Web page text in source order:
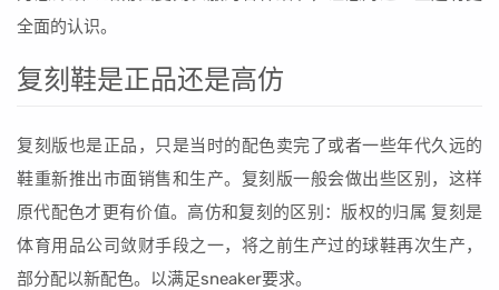
全面的认识。
复刻鞋是正品还是高仿
复刻版也是正品，只是当时的配色卖完了或者一些年代久远的
鞋重新推出市面销售和生产。复刻版一般会做出些区别，这样
原代配色才更有价值。高仿和复刻的区别：版权的归属 复刻是
体育用品公司敛财手段之一，将之前生产过的球鞋再次生产，
部分配以新配色。以满足sneaker要求。